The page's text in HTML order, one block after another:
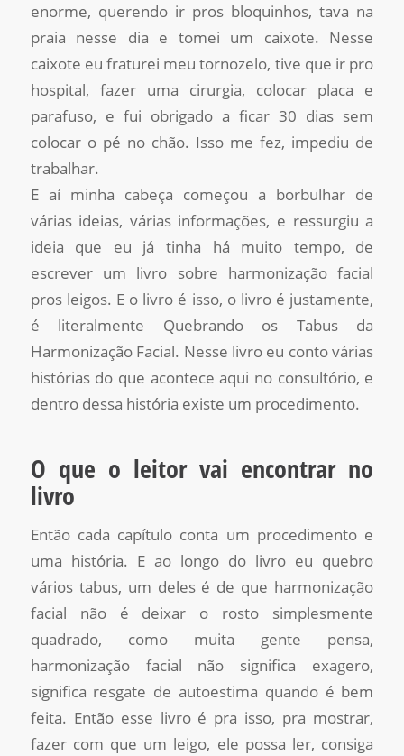
enorme, querendo ir pros bloquinhos, tava na
praia nesse dia e tomei um caixote. Nesse
caixote eu fraturei meu tornozelo, tive que ir pro
hospital, fazer uma cirurgia, colocar placa e
parafuso, e fui obrigado a ficar 30 dias sem
colocar o pé no chão. Isso me fez, impediu de
trabalhar.
E aí minha cabeça começou a borbulhar de
várias ideias, várias informações, e ressurgiu a
ideia que eu já tinha há muito tempo, de
escrever um livro sobre harmonização facial
pros leigos. E o livro é isso, o livro é justamente,
é literalmente Quebrando os Tabus da
Harmonização Facial. Nesse livro eu conto várias
histórias do que acontece aqui no consultório, e
dentro dessa história existe um procedimento.
O que o leitor vai encontrar no
livro
Então cada capítulo conta um procedimento e
uma história. E ao longo do livro eu quebro
vários tabus, um deles é de que harmonização
facial não é deixar o rosto simplesmente
quadrado, como muita gente pensa,
harmonização facial não significa exagero,
significa resgate de autoestima quando é bem
feita. Então esse livro é pra isso, pra mostrar,
fazer com que um leigo, ele possa ler, consiga